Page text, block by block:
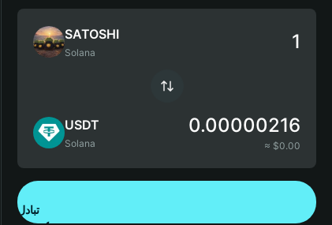
SATOSHI
Solana
USDT
Solana
0.00000216
≈ $0.00
تبادل